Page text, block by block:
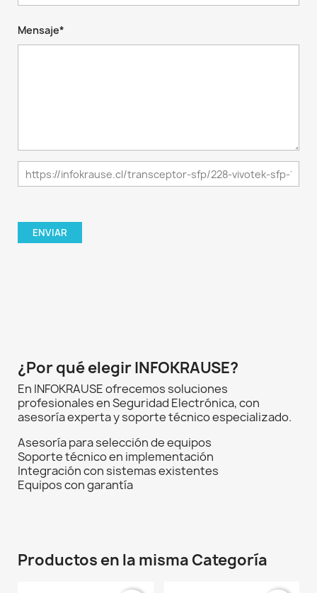
Mensaje*
¿Por qué elegir INFOKRAUSE?
En INFOKRAUSE ofrecemos soluciones
profesionales en Seguridad Electrónica, con
asesoría experta y soporte técnico especializado.
Asesoría para selección de equipos
Soporte técnico en implementación
Integración con sistemas existentes
Equipos con garantía
Productos en la misma Categoría